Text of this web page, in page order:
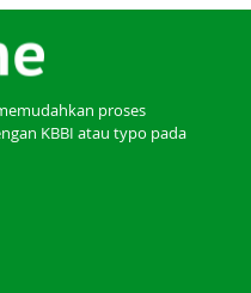
proses
KBBI atau typo pada